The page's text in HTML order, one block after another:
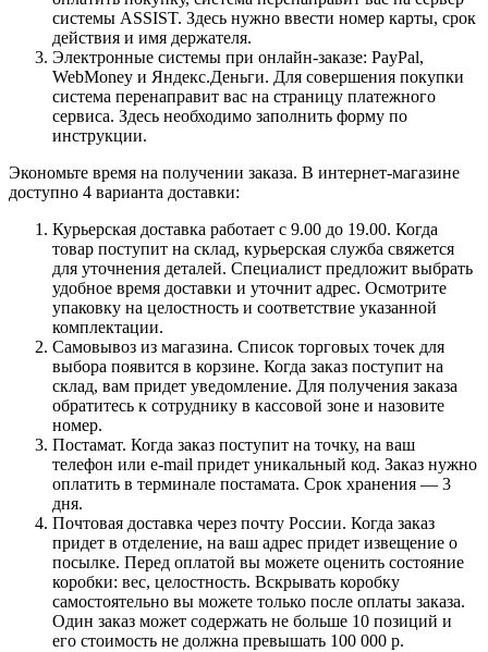
системы ASSIST. Здесь нужно ввести номер карты, срок
действия и имя держателя.
Электронные системы при онлайн-заказе: PayPal,
WebMoney и Яндекс.Деньги. Для совершения покупки
система перенаправит вас на страницу платежного
сервиса. Здесь необходимо заполнить форму по
инструкции.
Экономьте время на получении заказа. В интернет-магазине
доступно 4 варианта доставки:
Курьерская доставка работает с 9.00 до 19.00. Когда
товар поступит на склад, курьерская служба свяжется
для уточнения деталей. Специалист предложит выбрать
удобное время доставки и уточнит адрес. Осмотрите
упаковку на целостность и соответствие указанной
комплектации.
Самовывоз из магазина. Список торговых точек для
выбора появится в корзине. Когда заказ поступит на
склад, вам придет уведомление. Для получения заказа
обратитесь к сотруднику в кассовой зоне и назовите
номер.
Постамат. Когда заказ поступит на точку, на ваш
телефон или e-mail придет уникальный код. Заказ нужно
оплатить в терминале постамата. Срок хранения — 3
дня.
Почтовая доставка через почту России. Когда заказ
придет в отделение, на ваш адрес придет извещение о
посылке. Перед оплатой вы можете оценить состояние
коробки: вес, целостность. Вскрывать коробку
самостоятельно вы можете только после оплаты заказа.
Один заказ может содержать не больше 10 позиций и
его стоимость не должна превышать 100 000 р.